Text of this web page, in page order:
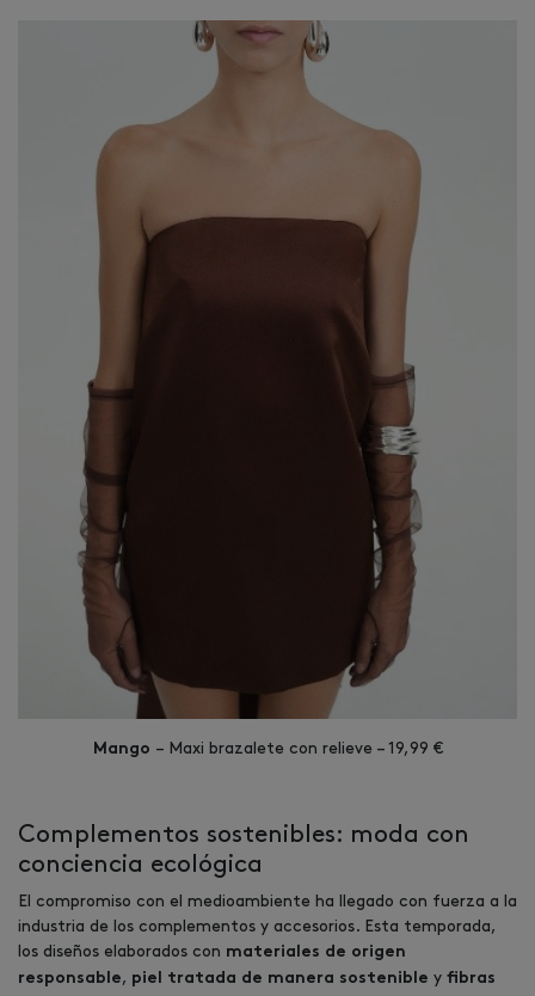
Mango – Maxi brazalete con relieve – 19,99 €
Complementos sostenibles: moda con
conciencia ecológica
El compromiso con el medioambiente ha llegado con fuerza a la
industria de los complementos y accesorios. Esta temporada,
los diseños elaborados con materiales de origen
responsable, piel tratada de manera sostenible y fibras